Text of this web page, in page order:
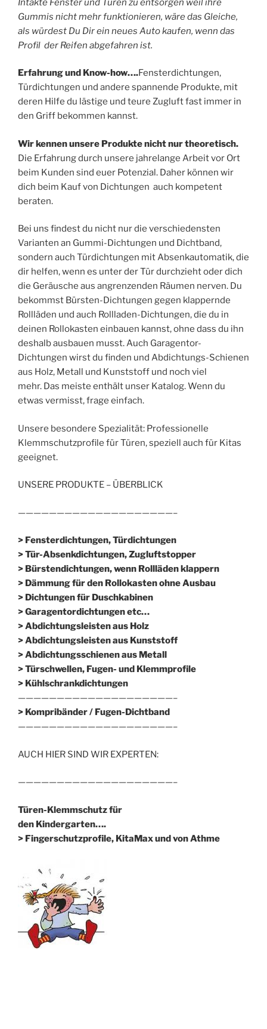
Gummis nicht mehr funktionieren, wäre das Gleiche,
als würdest Du Dir ein neues Auto kaufen, wenn das
Profil der Reifen abgefahren ist.
Erfahrung und Know-how….Fensterdichtungen,
Türdichtungen und andere spannende Produkte, mit
deren Hilfe du lästige und teure Zugluft fast immer in
den Griff bekommen kannst.
Wir kennen unsere Produkte nicht nur theoretisch.
Die Erfahrung durch unsere jahrelange Arbeit vor Ort
beim Kunden sind euer Potenzial. Daher können wir
dich beim Kauf von Dichtungen auch kompetent
beraten.
Bei uns findest du nicht nur die verschiedensten
Varianten an Gummi-Dichtungen und Dichtband,
sondern auch Türdichtungen mit Absenkautomatik, die
dir helfen, wenn es unter der Tür durchzieht oder dich
die Geräusche aus angrenzenden Räumen nerven. Du
bekommst Bürsten-Dichtungen gegen klappernde
Rollläden und auch Rollladen-Dichtungen, die du in
deinen Rollokasten einbauen kannst, ohne dass du ihn
deshalb ausbauen musst. Auch Garagentor-
Dichtungen wirst du finden und Abdichtungs-Schienen
aus Holz, Metall und Kunststoff und noch viel
mehr. Das meiste enthält unser Katalog. Wenn du
etwas vermisst, frage einfach.
Unsere besondere Spezialität: Professionelle
Klemmschutzprofile für Türen, speziell auch für Kitas
geeignet.
UNSERE PRODUKTE – ÜBERBLICK
————————————————————–
> Fensterdichtungen, Türdichtungen
> Tür-Absenkdichtungen, Zugluftstopper
> Bürstendichtungen, wenn Rollläden klappern
> Dämmung für den Rollokasten ohne Ausbau
> Dichtungen für Duschkabinen
> Garagentordichtungen etc…
> Abdichtungsleisten aus Holz
> Abdichtungsleisten aus Kunststoff
> Abdichtungsschienen aus Metall
> Türschwellen, Fugen- und Klemmprofile
> Kühlschrankdichtungen
————————————————————–
> Kompribänder / Fugen-Dichtband
————————————————————–
AUCH HIER SIND WIR EXPERTEN:
————————————————————–
Türen-Klemmschutz für
den Kindergarten….
> Fingerschutzprofile, KitaMax und von Athme